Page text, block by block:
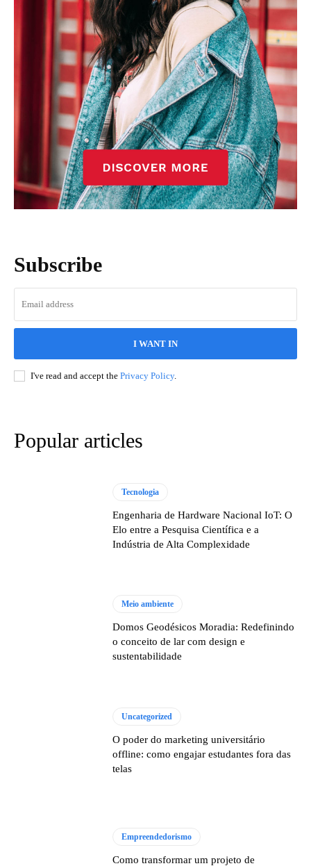
Subscribe
I WANT IN
I've read and accept the Privacy Policy.
Popular articles
Tecnologia
Engenharia de Hardware Nacional IoT: O
Elo entre a Pesquisa Científica e a
Indústria de Alta Complexidade
Meio ambiente
Domos Geodésicos Moradia: Redefinindo
o conceito de lar com design e
sustentabilidade
Uncategorized
O poder do marketing universitário
offline: como engajar estudantes fora das
telas
Empreendedorismo
Como transformar um projeto de